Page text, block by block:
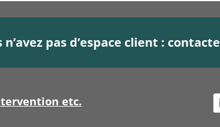
n’avez pas d’espace client :
etc.